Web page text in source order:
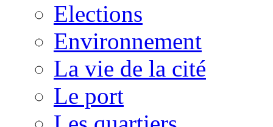
Elections
Environnement
La vie de la cité
Le port